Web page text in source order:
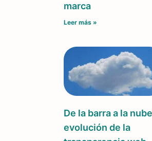
marca
Leer más »
De la barra a la
evolución de la